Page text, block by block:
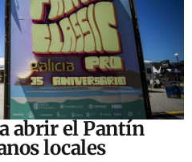
abrir el Pantín
locales